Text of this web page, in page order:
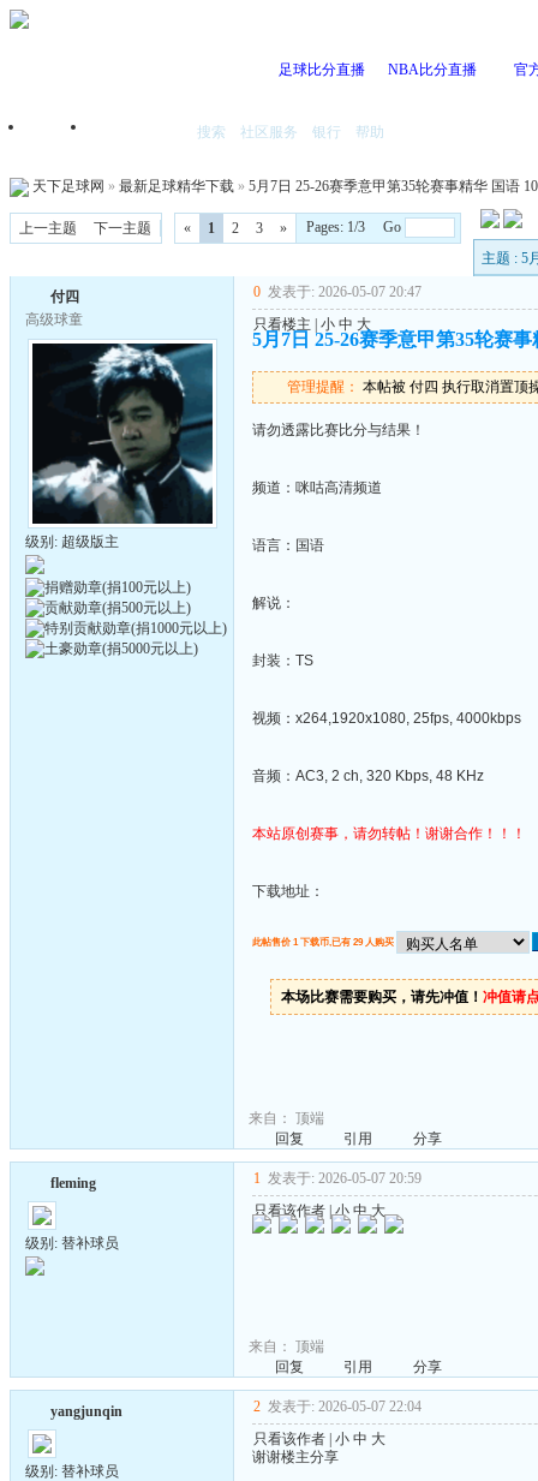
足球比分直播 NBA比分直播 官
首页 搜索 社区服务 银行 帮助
天下足球网 » 最新足球精华下载 » 5月7日 25-26赛季意甲第35轮赛事精华 国语
上一主题 下一主题 « 1 2 3 »
Pages: 1/3 Go
主题 : 5
付四
高级球童
级别: 超级版主
0 发表于: 2026-05-07 20:47
只看楼主
小 中 大
5月7日 25-26赛季意甲第35轮赛
管理提醒： 本帖被 付四 执行取消置顶
请勿透露比赛比分与结果！
频道：咪咕高清频道
语言：国语
解说：
封装：TS
视频：x264,1920x1080, 25fps, 4000kbps
音频：AC3, 2 ch, 320 Kbps, 48 KHz
本站原创赛事，请勿转帖！谢谢合作！！！
下载地址：
此帖售价 1 下载币,已有 29 人购买
本场比赛需要购买，请先冲值！ 冲值请
来自： 顶端
回复
引用 分享
fleming
级别: 替补球员
1 发表于: 2026-05-07 20:59
只看该作者 |小 中 大
来自： 顶端
回复
引用 分享
yangjunqin
级别: 替补球员
2 发表于: 2026-05-07 22:04
只看该作者 小 中 大
谢谢楼主分享